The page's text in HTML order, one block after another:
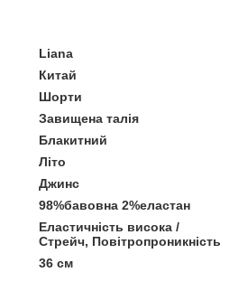
Liana
Китай
Шорти
Завищена талія
Блакитний
Літо
Джинс
98%бавовна 2%еластан
Еластичність висока /
Стрейч, Повітропроникність
36 см